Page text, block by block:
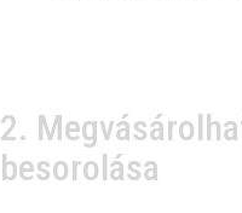
2.
besorolása